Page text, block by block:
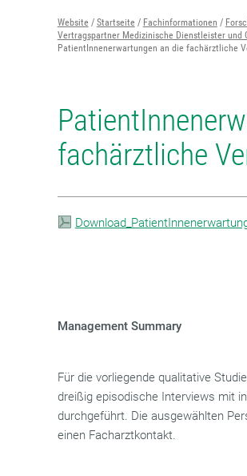
Website Startseite Fachinformationen
Vertragspartner Medizinische Dienstleister und
PatientInnenerwartungen an die fachärztliche
fachärztliche
Management Summary
Für die vorliegende qualitative
dreißig episodische Interviews mit
durchgeführt. Die ausgewählten
einen Facharztkontakt.